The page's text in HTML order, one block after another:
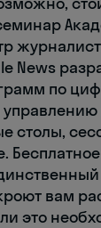
News
по
столы,
вам
это